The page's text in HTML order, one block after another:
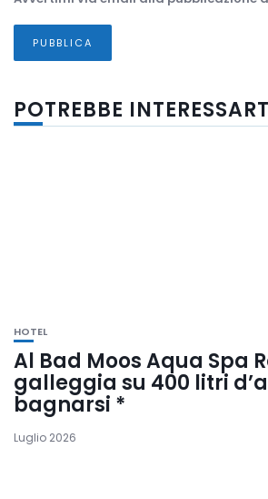
POTREBBE
HOTEL
Al Bad Moos Aqua Spa
galleggia su 400 litri
bagnarsi *
Luglio 2026